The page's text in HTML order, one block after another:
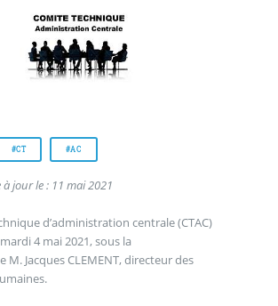
#CT #AC
jour le : 11 mai 2021
d’administration centrale (CTAC)
4 mai 2021, sous la
M. Jacques CLEMENT, directeur des